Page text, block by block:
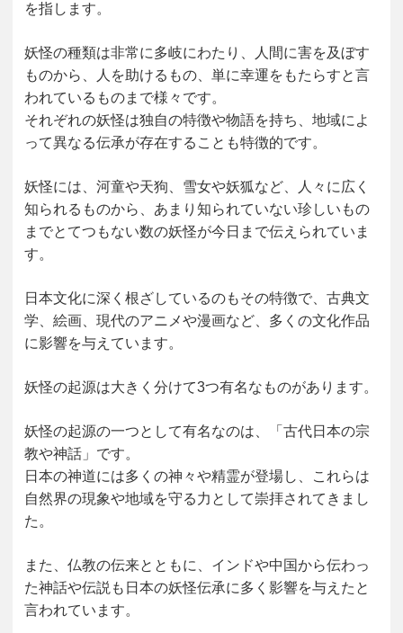
を指します。
妖怪の種類は非常に多岐にわたり、人間に害を及ぼす
ものから、人を助けるもの、単に幸運をもたらすと言
われているものまで様々です。
それぞれの妖怪は独自の特徴や物語を持ち、地域によ
って異なる伝承が存在することも特徴的です。
妖怪には、河童や天狗、雪女や妖狐など、人々に広く
知られるものから、あまり知られていない珍しいもの
までとてつもない数の妖怪が今日まで伝えられていま
す。
日本文化に深く根ざしているのもその特徴で、古典文
学、絵画、現代のアニメや漫画など、多くの文化作品
に影響を与えています。
妖怪の起源は大きく分けて3つ有名なものがあります。
妖怪の起源の一つとして有名なのは、「古代日本の宗
教や神話」です。
日本の神道には多くの神々や精霊が登場し、これらは
自然界の現象や地域を守る力として崇拝されてきまし
た。
また、仏教の伝来とともに、インドや中国から伝わっ
た神話や伝説も日本の妖怪伝承に多く影響を与えたと
言われています。